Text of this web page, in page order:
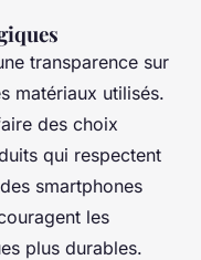
transparence sur
matériaux utilisés.
des choix
qui respectent
smartphones
les
plus durables.